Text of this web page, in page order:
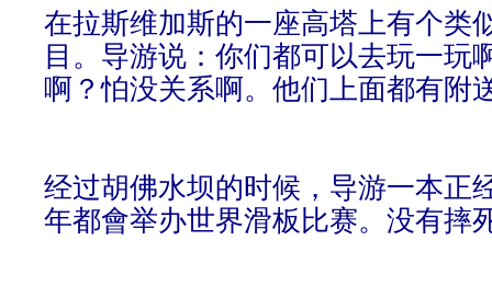
在拉斯维加斯的一座高塔上有个类
目。导游说：你们都可以去玩一玩
啊？怕没关系啊。他们上面都有附
经过胡佛水坝的时候，导游一本正
年都會举办世界滑板比赛。没有摔